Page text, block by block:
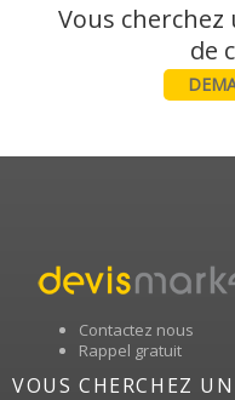
Vous
Contactez nous
Rappel gratuit
VOUS CHERCHEZ